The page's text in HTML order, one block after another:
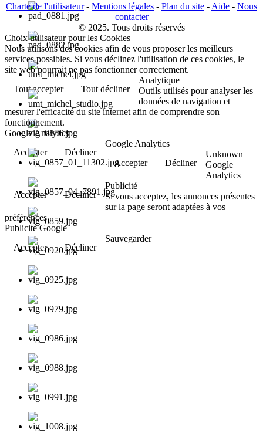
Charte de l'utilisateur- Mentions légales - Plan du site - Aide - Nous
contacter
© 2025. Tous droits réservés
Choix utilisateur pour les Cookies
Nous utilisons des cookies afin de vous proposer les meilleurs
services possibles. Si vous déclinez l'utilisation de ces cookies, le
site web pourrait ne pas fonctionner correctement.
Tout accepter
Tout décliner
Analytique
Outils utilisés pour analyser les
données de navigation et
mesurer l'efficacité du site internet afin de comprendre son
fonctionnement.
Google Analytics
Accepter
Décliner
Google Analytics
Accepter
Décliner
Unknown
Google
Analytics
Accepter
Décliner
Publicité
Si vous acceptez, les annonces présentes
sur la page seront adaptées à vos
préférences.
Publicité Google
Accepter
Décliner
Sauvegarder